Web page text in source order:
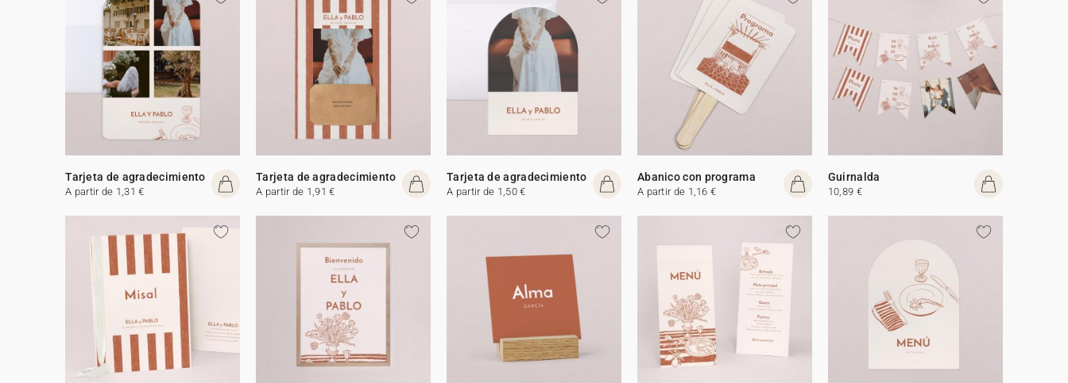
Tarjeta de agradecimiento
A partir de 1,31 €
Tarjeta de agradecimiento
A partir de 1,91 €
Tarjeta de agradecimiento
A partir de 1,50 €
Abanico con programa
A partir de 1,16 €
Guirnalda
10,89 €